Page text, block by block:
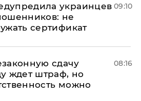
украинцев
не
сертификат
09:10
сдачу
ждет штраф, но
можно
08:16